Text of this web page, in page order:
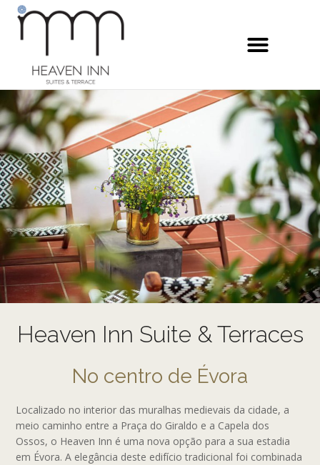
Heaven Inn Suite & Terraces
No centro de Évora
Localizado no interior das muralhas medievais da cidade, a
meio caminho entre a Praça do Giraldo e a Capela dos
Ossos, o Heaven Inn é uma nova opção para a sua estadia
em Évora. A elegância deste edifício tradicional foi combinada